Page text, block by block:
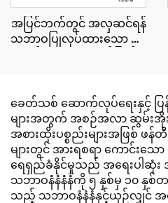
အပြင်ဘက်တွင် အလှဆင်ရန်
သဘာဝပြုလုပ်ထားသော ဖရုံ
ခေတ်သစ် ဆောက်လုပ်ရေးနှင့် ပ
များအတွက် အစဉ်အလာ ဆွမ်းအိုး
အစားထိုးပစ္စည်းများအဖြစ်
များတွင် အားရစရာ ကောင်းသေ
ရေရှည်ခံနိုင်မှုသည် အရေးပါဆုံး
သဘာဝနံနံနံနံကို ၅ နှစ်မှ ၁၀ နှစ်
သည့် သဘာဝနံနံနံနှင့်ယှဉ်လျှင် အ